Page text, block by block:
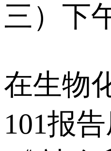
三）下
在生物
101报